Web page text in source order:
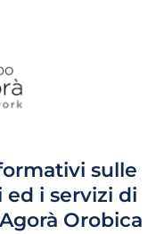
sulle
i servizi di
Orobica